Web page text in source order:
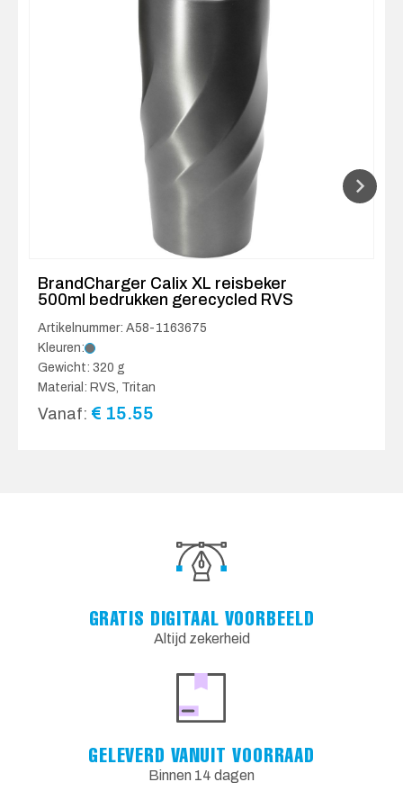
BrandCharger Calix XL reisbeker
500ml bedrukken gerecycled RVS
Artikelnummer: A58-1163675
Kleuren:
Gewicht: 320 g
Material: RVS, Tritan
Vanaf: € 15.55
GRATIS DIGITAAL VOORBEELD
Altijd zekerheid
GELEVERD VANUIT VOORRAAD
Binnen 14 dagen